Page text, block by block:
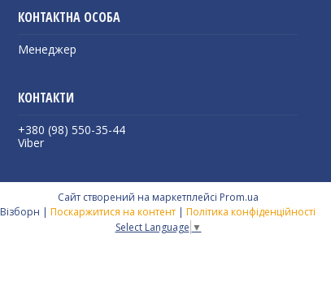
Менеджер
+380 (98) 550-35-44
Viber
Сайт створений на маркетплейсі Prom.ua
Візборн | Поскаржитися на контент | Політика конфіденційності
Select Language ▼